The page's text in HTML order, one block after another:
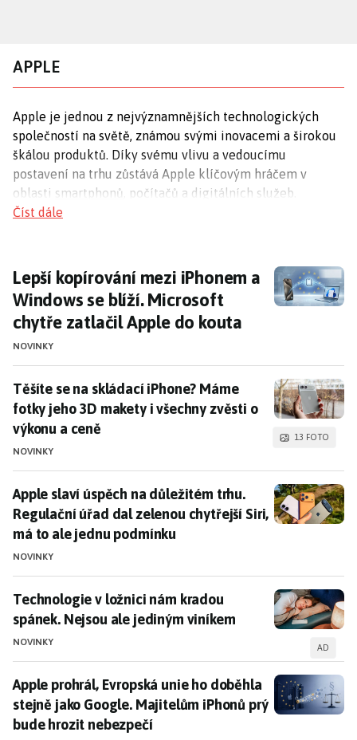
obsahu
APPLE
Apple je jednou z nejvýznamnějších technologických
společností na světě, známou svými inovacemi a širokou
škálou produktů. Díky svému vlivu a vedoucímu
postavení na trhu zůstává Apple klíčovým hráčem v
oblasti smartphonů , počítačů a digitálních služeb.
Apple neustále posouvá hranice technologických
možností. Nedávno představila novéčipy M4 a M3 Ultra,
které zvyšují výkon jejich počítačů. Kromě toho se
spekuluje o budoucích iPhonech, které by mohly být
skládací, což by znamenalo další krok v inovacích
Tržní strategie a uvedení produktů
Apple je známý svými strategiemi na trhu, které zahrnují
pravidelné uvedení nových produktů, jako jsou iPhone SE
a další modely.Streamovací službaApple TV+ také
přitáhla pozornost díky unikátnímu obsahu, který
konkuruje gigantům jako je Netflix.
Tipy a trendy
Nejlepší mobilní aplikace prostříhání videana vašem
iPhonu.
Jak zabezpečit iPhone:Porovnání bezpečnostis
Bluetooth zařízení
Číst dále
Lepší kopírování mezi iPhonem a
Lepší kopírování mezi iPhonem a
Windows se blíží. Microsoft
chytře zatlačil Apple do kouta
NOVINKY
Těšíte se na skládací iPhone? Máme fotky jeho 3D
Těšíte se na skládací iPhone? Máme
fotky jeho 3D makety i všechny zvěsti o
výkonu a ceně
NOVINKY
13 FOTO
Apple slaví úspěch na důležitém trhu. Regulační
Apple slaví úspěch na důležitém trhu.
Regulační úřad dal zelenou chytřejší Siri,
má to ale jednu podmínku
NOVINKY
Technologie v ložnici nám kradou spánek. Nejsou
Technologie v ložnici nám kradou
spánek. Nejsou ale jediným viníkem
NOVINKY AD
Apple prohrál, Evropská unie ho doběhla stejně
Apple prohrál, Evropská unie ho doběhla
stejně jako Google. Majitelům iPhonů prý
bude hrozit nebezpečí